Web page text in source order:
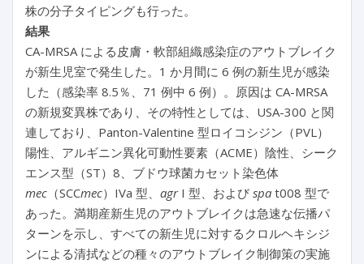
株の分子タイピングも行った。
結果
CA-MRSA による皮膚・軟部組織感染症のアウトブレイク
が新生児室で発生した。1 か月間に 6 例の新生児が感染
した（感染率 8.5％、71 例中 6 例）。原因は CA-MRSA
の新規変異株であり、その特性としては、USA-300 と関
連しており、Panton-Valentine 型ロイコシジン（PVL）
陽性、アルギニン異化可動性要素（ACME）陰性、シーク
エンス型（ST）8、ブドウ球菌カセット染色体
mec （SCCmec）IVa 型、 agrI 型、および spa t008 型で
あった。満期産新生児のアウトブレイクは急速な伝播パ
ターンを示し、すべての新生児に対するクロルヘキシジ
ンによる清拭などの種々のアウトブレイク制御策の実施